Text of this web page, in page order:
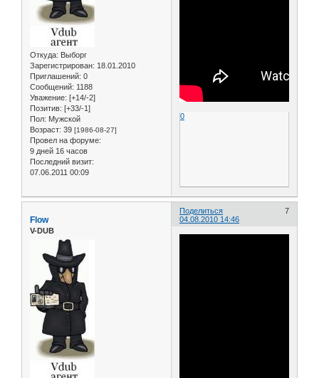
Откуда: Выборг
Зарегистрирован: 18.01.2010
Приглашений: 0
Сообщений: 1188
Уважение: [+14/-2]
Позитив: [+33/-1]
Пол: Мужской
Возраст: 39 [1986-08-27]
Провел на форуме:
9 дней 16 часов
Последний визит:
07.06.2011 00:09
0
Поделиться
7
04.08.2010 14:46
Flow
V-DUB